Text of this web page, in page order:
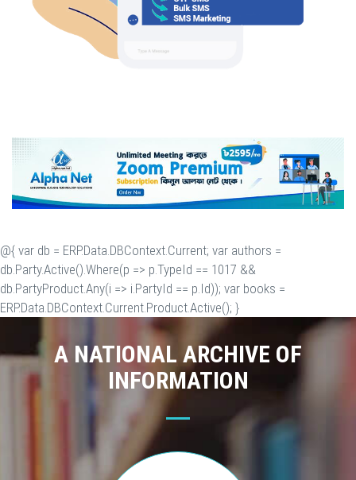
@{ var db = ERP.Data.DBContext.Current; var authors =
db.Party.Active().Where(p => p.TypeId == 1017 &&
db.PartyProduct.Any(i => i.PartyId == p.Id)); var books =
ERP.Data.DBContext.Current.Product.Active(); }
A NATIONAL ARCHIVE OF
INFORMATION